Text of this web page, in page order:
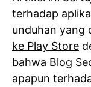
terhadap
unduhan yang
ke Play Store
bahwa Blog
apapun